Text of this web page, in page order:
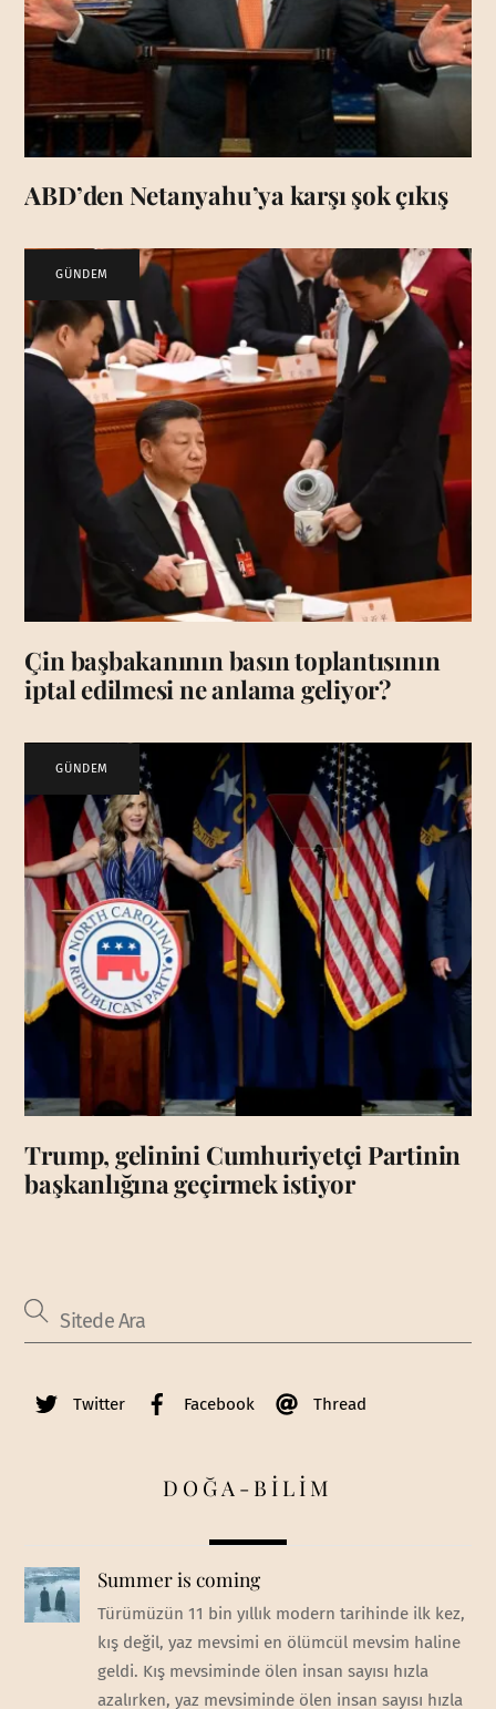
ABD’den Netanyahu’ya karşı şok çıkış
GÜNDEM
Çin başbakanının basın toplantısının
iptal edilmesi ne anlama geliyor?
GÜNDEM
Trump, gelinini Cumhuriyetçi Partinin
başkanlığına geçirmek istiyor
Twitter Facebook Thread
DOĞA-BİLİM
Summer is coming
Türümüzün 11 bin yıllık modern tarihinde ilk kez,
kış değil, yaz mevsimi en ölümcül mevsim haline
geldi. Kış mevsiminde ölen insan sayısı hızla
azalırken, yaz mevsiminde ölen insan sayısı hızla